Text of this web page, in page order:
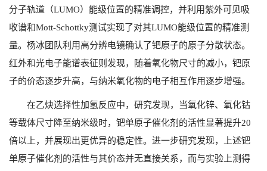
分子轨道（LUMO）能级位置的精准调控，并利用紫外可见吸
收谱和Mott-Schottky测试实现了对其LUMO能级位置的精准测
量。杨冰团队利用高分辨电镜确认了钯原子的原子分散状态。
红外和光电子能谱表征则发现，随着氧化物尺寸的减小，钯原
子的价态逐步升高，与纳米氧化物的电子相互作用逐步增强。
在乙炔选择性加氢反应中，研究发现，当氧化锌、氧化钴
等载体尺寸降至纳米级时，钯单原子催化剂的活性显著提升20
倍以上，并展现出更优异的稳定性。进一步研究发现，上述钯
单原子催化剂的活性与其价态并无直接关系，而与实验上测得